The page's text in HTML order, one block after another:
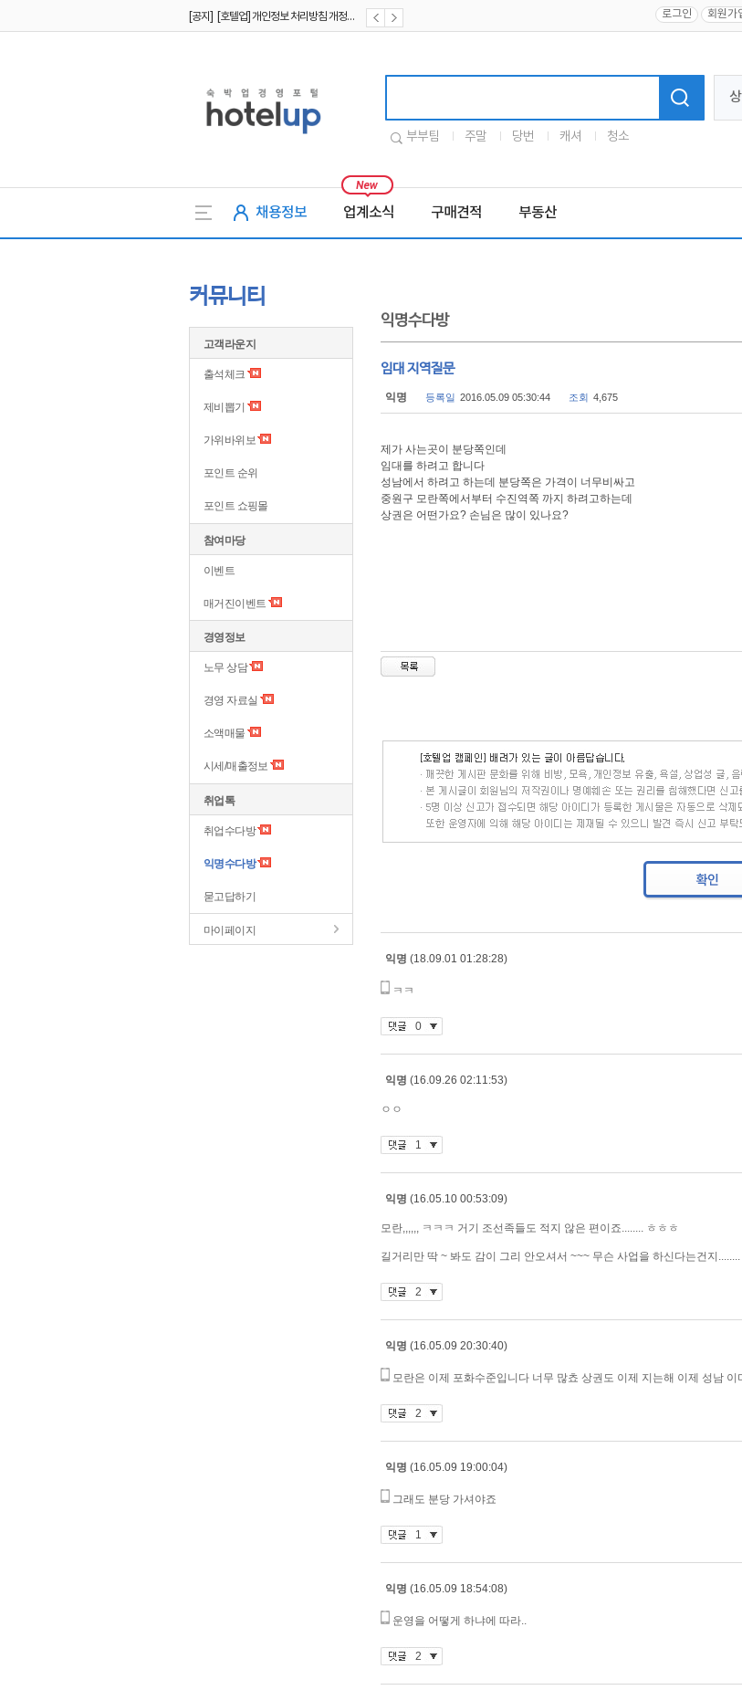
[공지] [호텔업] 개인정보 처리방침 개정본1 (19.09.02) 로그인 회원가
부부팀 주말 당번 캐셔 청소
채용정보 업계소식 구매견적 부동산
커뮤니티
고객라운지
출석체크
제비뽑기
가위바위보
포인트 순위
포인트 쇼핑몰
참여마당
이벤트
매거진이벤트
경영정보
노무 상담
경영 자료실
소액매물
시세/매출정보
취업톡
취업수다방
익명수다방
묻고답하기
마이페이지
익명수다방
임대 지역질문
익명 등록일 2016.05.09 05:30:44 조회 4,675
제가 사는곳이 분당쪽인데
임대를 하려고 합니다
성남에서 하려고 하는데 분당쪽은 가격이 너무비싸고
중원구 모란쪽에서부터 수진역쪽 까지 하려고하는데
상권은 어떤가요? 손님은 많이 있나요?